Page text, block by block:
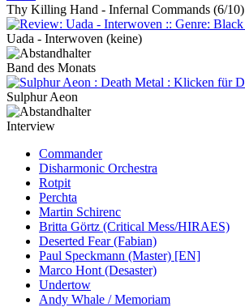
Thy Killing Hand - Infernal Commands (6/10)
Uada - Interwoven (keine)
Band des Monats
Sulphur Aeon
Interview
Commander
Disharmonic Orchestra
Rotpit
Perchta
Martin Schirenc
Britta Görtz (Critical Mess/HIRAES)
Deserted Fear (Fabian)
Paul Speckmann (Master) [EN]
Marco Hont (Desaster)
Undertow
Andy Whale / Memoriam